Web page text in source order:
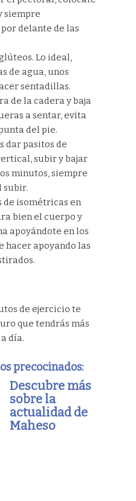
siempre
delante de las
Lo ideal,
de agua, unos
sentadillas.
de la cadera y baja
a sentar, evita
del pie.
dar pasitos de
subir y bajar
minutos, siempre
subir.
de isométricas en
bien el cuerpo y
apoyándote en los
hacer apoyando las
de ejercicio te
que tendrás más
día.
precocinados:
Descubre más
sobre la
actualidad de
Maheso